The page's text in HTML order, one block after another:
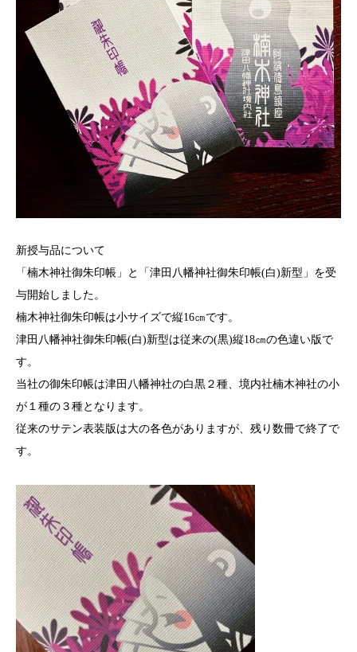
新授与品について
「楠木神社御朱印帳」と「津田八幡神社御朱印帳(白)新型」を受
与開始しました。
楠木神社御朱印帳は小サイズで縦16㎝です。
津田八幡神社御朱印帳(白)新型は従来の(黒)縦18㎝の色違い版で
す。
当社の御朱印帳は津田八幡神社の白黒２種、境内社楠木神社の小
が１種の３種となります。
従来のサテン表装版は大の各色がありますが、残り数冊で終了で
す。